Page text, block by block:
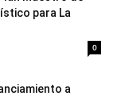
para La
0
a